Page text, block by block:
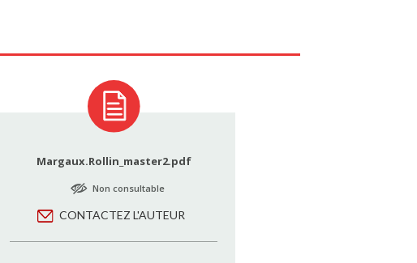
Margaux.Rollin_master2.pdf
Non consultable
CONTACTEZ L'AUTEUR